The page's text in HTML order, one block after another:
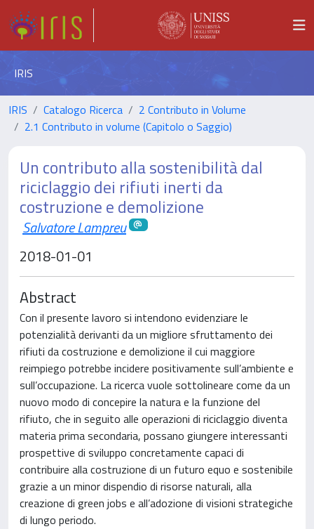
IRIS
IRIS Catalogo Ricerca
2 Contributo in Volume
2.1 Contributo in volume (Capitolo o Saggio)
Un contributo alla sostenibilità dal
riciclaggio dei rifiuti inerti da
costruzione e demolizione
Salvatore Lampreu
2018-01-01
Abstract
Con il presente lavoro si intendono evidenziare le
potenzialità derivanti da un migliore sfruttamento dei
rifiuti da costruzione e demolizione il cui maggiore
reimpiego potrebbe incidere positivamente sull’ambiente e
sull’occupazione. La ricerca vuole sottolineare come da un
nuovo modo di concepire la natura e la funzione del
rifiuto, che in seguito alle operazioni di riciclaggio diventa
materia prima secondaria, possano giungere interessanti
prospettive di sviluppo concretamente capaci di
contribuire alla costruzione di un futuro equo e sostenibile
grazie a un minor dispendio di risorse naturali, alla
creazione di green jobs e all’adozione di visioni strategiche
di lungo periodo.